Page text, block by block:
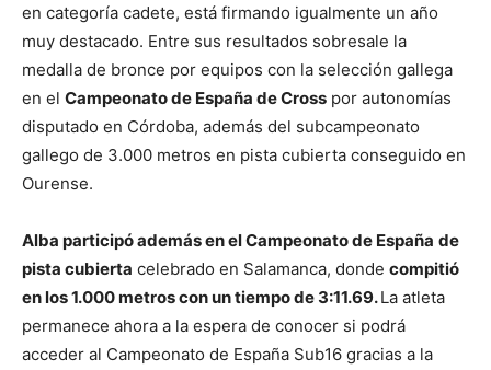
en categoría cadete, está firmando igualmente un año
muy destacado. Entre sus resultados sobresale la
medalla de bronce por equipos con la selección gallega
en el Campeonato de España de Cross por autonomías
disputado en Córdoba, además del subcampeonato
gallego de 3.000 metros en pista cubierta conseguido en
Ourense.
Alba participó además en el Campeonato de España de
pista cubierta celebrado en Salamanca, donde compitió
en los 1.000 metros con un tiempo de 3:11.69.La atleta
permanece ahora a la espera de conocer si podrá
acceder al Campeonato de España Sub16 gracias a la